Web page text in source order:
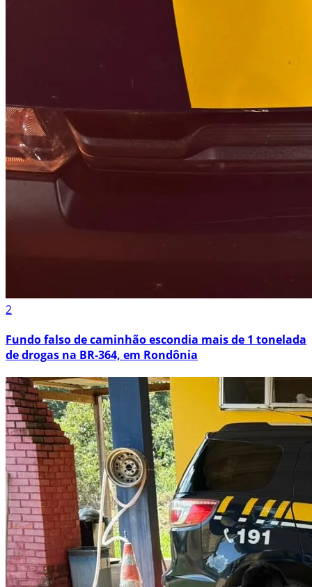
2
Fundo falso de caminhão escondia mais de 1 tonelada
de drogas na BR-364, em Rondônia